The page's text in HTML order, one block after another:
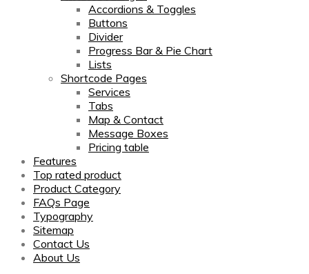
Accordions & Toggles
Buttons
Divider
Progress Bar & Pie Chart
Lists
Shortcode Pages
Services
Tabs
Map & Contact
Message Boxes
Pricing table
Features
Top rated product
Product Category
FAQs Page
Typography
Sitemap
Contact Us
About Us